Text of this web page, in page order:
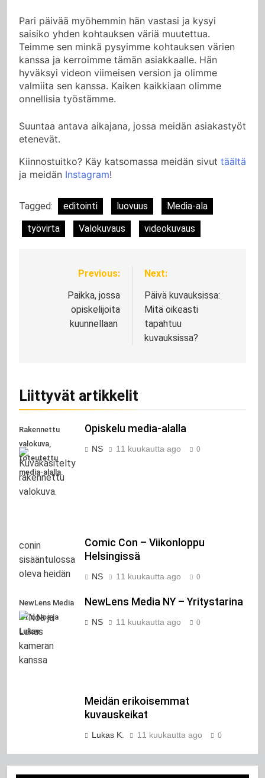
Pari päivää myöhemmin hän vastasi ja kysyi
saisiko yhden kohtauksen väriä muutettua.
Teimme sen minkä pysyimme kohtauksen värien
kanssa ja kerroimme tämän asiakkaalle. Hän
hyväksyi videon viimeisen version ja olimme
valmiita sen kanssa. Kaiken kaikkiaan olimme
onnellisia työstämme.
Suuntaa antava aikajana, jossa meidän asiakastyöt
etenevät.
Kiinnostuitko? Käy katsomassa meidän sivut täältä
ja meidän Instagram!
Tagged: editointi luovuus
Media-ala
työvirta
Valokuvaus videokuvaus
Artikkelien
selaus
Previous:
Paikka, jossa
opiskelijoita
kuunnellaan
Next:
Päivä kuvauksissa:
Mitä oikeasti
tapahtuu
kuvauksissa?
Liittyvät artikkelit
Rakennettu
valokuva,
toteutettu
media-alalla.
Opiskelu media-alalla
NS 11 kuukautta ago 0
Comic Con – Viikonloppu
Helsingissä
NS 11 kuukautta ago 0
NewLens Media
NY:n Noa ja
Lukas
NewLens Media NY – Yritystarina
NS 11 kuukautta ago 0
Meidän erikoisemmat
kuvauskeikat
Lukas K. 11 kuukautta ago 0